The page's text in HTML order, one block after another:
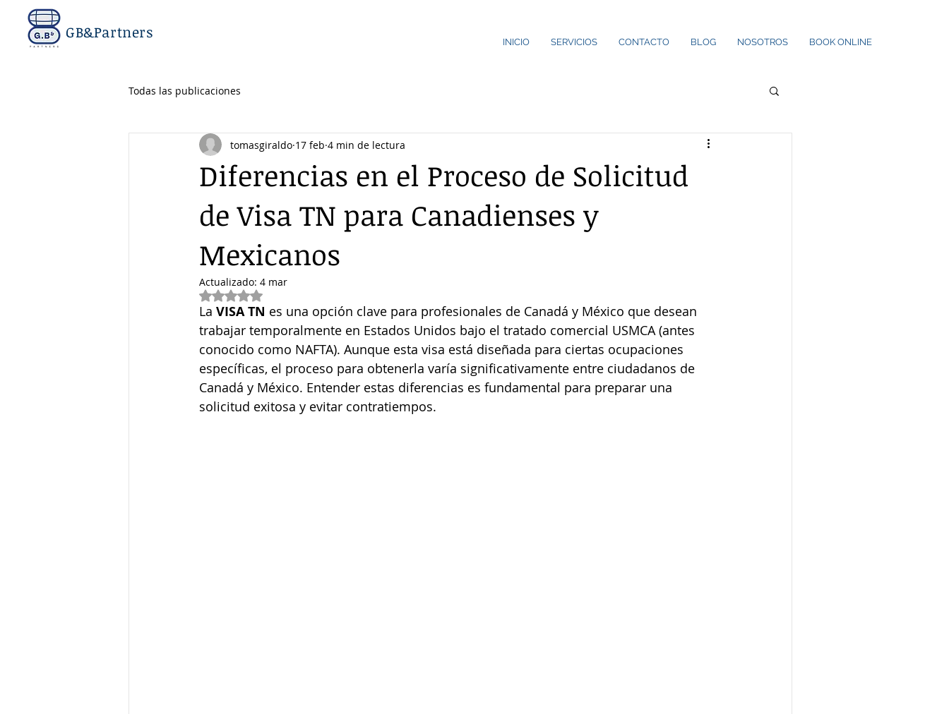
GB&Partners
INICIO SERVICIOS CONTACTO BLOG NOSOTROS BOOK ONLINE
Todas las publicaciones
Diferencias en el Proceso de Solicitud
de Visa TN para Canadienses y
Mexicanos
tomasgiraldo 17 feb 4 min de lectura
Actualizado: 4 mar
Obtuvo NaN de 5 estrellas.
La VISA TN es una opción clave para profesionales de Canadá y México que desean
trabajar temporalmente en Estados Unidos bajo el tratado comercial USMCA (antes
conocido como NAFTA). Aunque esta visa está diseñada para ciertas ocupaciones
específicas, el proceso para obtenerla varía significativamente entre ciudadanos de
Canadá y México. Entender estas diferencias es fundamental para preparar una
solicitud exitosa y evitar contratiempos.